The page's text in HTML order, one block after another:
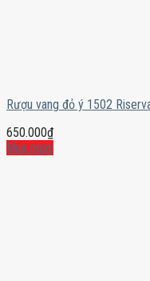
Rượu vang đỏ ý 1502
650.000₫
Mua ngay